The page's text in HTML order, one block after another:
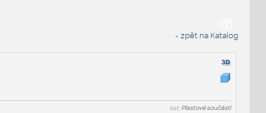
« zpět na Katalog
kat:Plastové součásti